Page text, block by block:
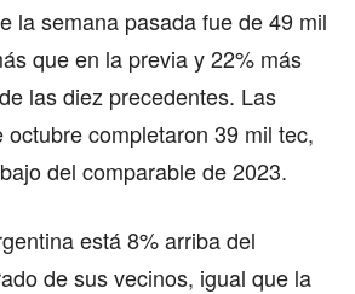
la semana pasada fue de 49 mil
que en la previa y 22% más
las diez precedentes. Las
completaron 39 mil tec,
del comparable de 2023.
está 8% arriba del
de sus vecinos, igual que la